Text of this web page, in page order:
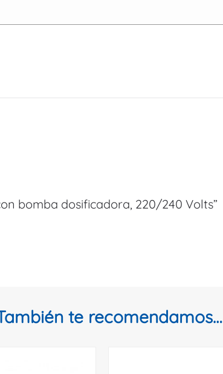
bomba dosificadora, 220/240 Volts”
te recomendamos…